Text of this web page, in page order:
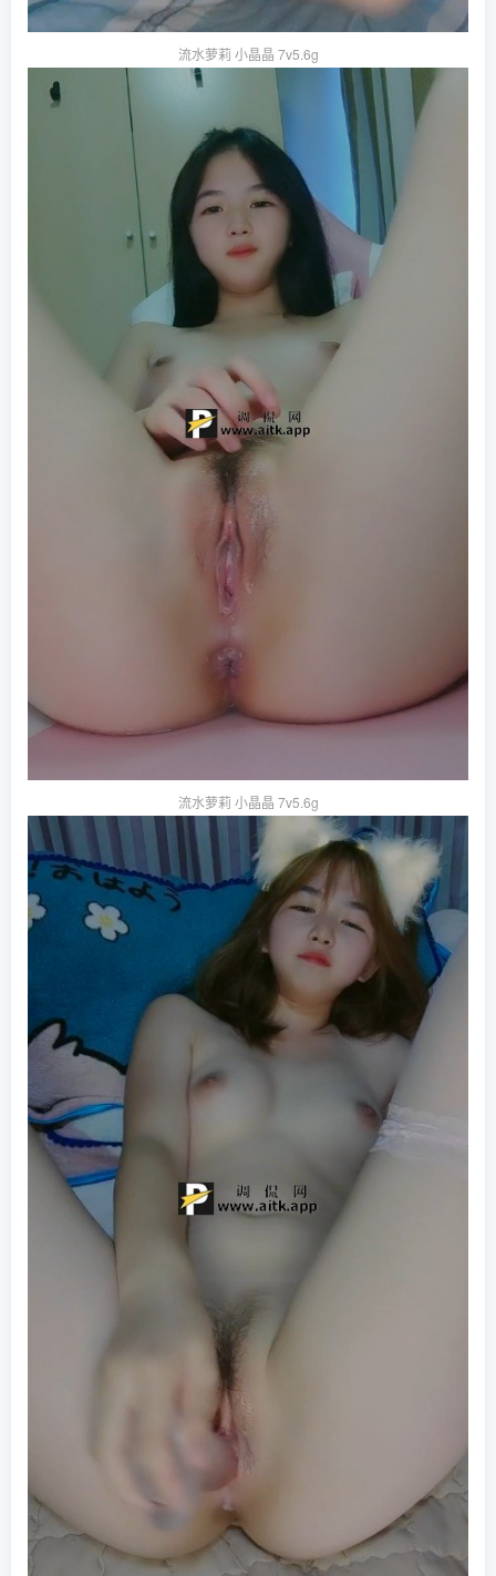
流水萝莉 小晶晶 7v5.6g
流水萝莉 小晶晶 7v5.6g